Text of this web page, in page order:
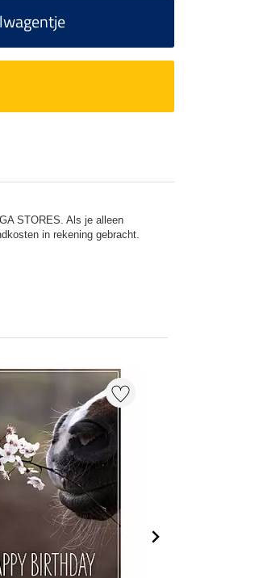
STORES. Als je alleen
in rekening gebracht.